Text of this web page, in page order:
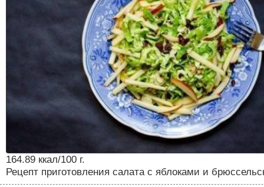
164.89 ккал/100 г.
Рецепт приготовления салата с яблоками и